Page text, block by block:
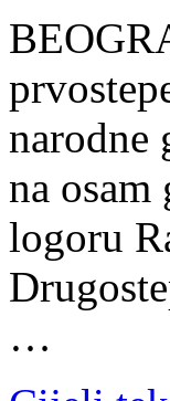
narodne
na
logoru
…